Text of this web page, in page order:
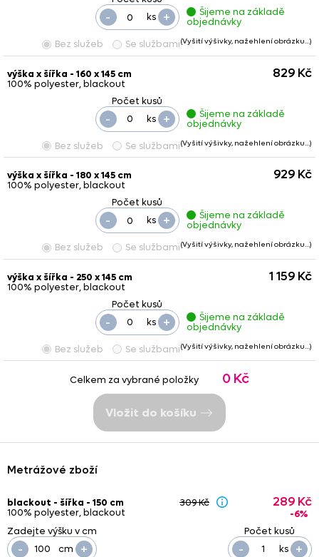
ks +
-
Šijeme na základě
objednávky
Bez služeb
Se službami(Vyšití výšivky, nažehlení obrázku…)
výška x šířka - 160 x 145 cm
100% polyester, blackout
ks +
-
829 Kč
Šijeme na základě
objednávky
Bez služeb
Se službami(Vyšití výšivky, nažehlení obrázku…)
výška x šířka - 180 x 145 cm
100% polyester, blackout
ks +
-
929 Kč
Šijeme na základě
objednávky
Bez služeb
Se službami(Vyšití výšivky, nažehlení obrázku…)
výška x šířka - 250 x 145 cm
100% polyester, blackout
ks +
-
1 159 Kč
Šijeme na základě
objednávky
Bez služeb
Se službami(Vyšití výšivky, nažehlení obrázku…)
Celkem za vybrané položky 0 Kč
Vložit do košíku
Metrážové zboží
blackout - šířka - 150 cm
100% polyester, blackout
cm +
- ks +
-
309 Kč 289 Kč
-6%